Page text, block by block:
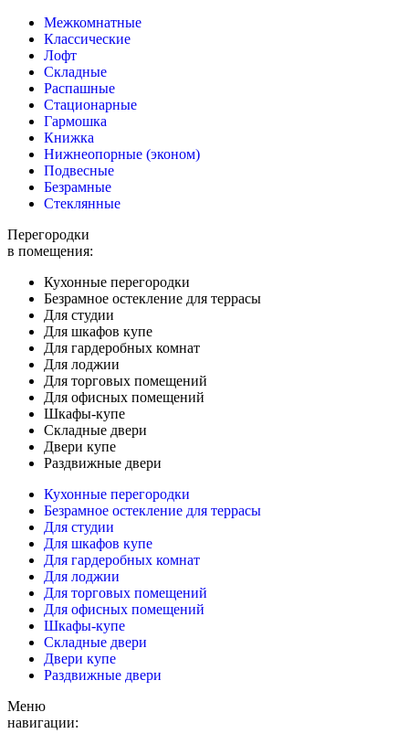
Межкомнатные
Классические
Лофт
Складные
Распашные
Стационарные
Гармошка
Книжка
Нижнеопорные (эконом)
Подвесные
Безрамные
Стеклянные
Перегородки
в помещения:
Кухонные перегородки
Безрамное остекление для террасы
Для студии
Для шкафов купе
Для гардеробных комнат
Для лоджии
Для торговых помещений
Для офисных помещений
Шкафы-купе
Складные двери
Двери купе
Раздвижные двери
Кухонные перегородки
Безрамное остекление для террасы
Для студии
Для шкафов купе
Для гардеробных комнат
Для лоджии
Для торговых помещений
Для офисных помещений
Шкафы-купе
Складные двери
Двери купе
Раздвижные двери
Меню
навигации: